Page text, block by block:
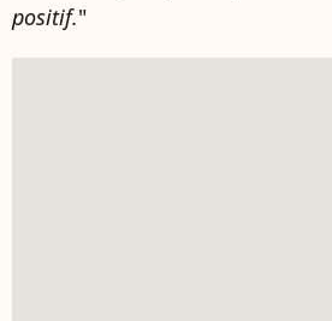
positif."